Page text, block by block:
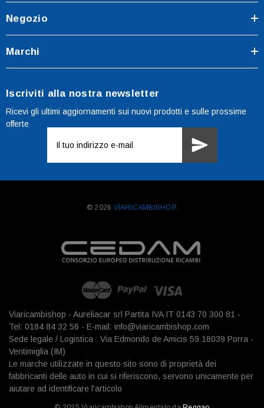
Negozio
Marchi
Iscriviti alla nostra newsletter
Ricevi gli ultimi aggiornamenti sui nuovi prodotti e sulle prossime
offerte
mail
© 2026 VIARICAMBISHOP.
Viaricambishop - Aureliacar srl Partita IVA IT 0143 70 300 81 -
Tel: 0184 84 32 56 - E-mail: info@viaricambishop.com
Sede legale / Logistica : Via Edmondo de Amicis 59 18039 Porra -
Ventimiglia (IM)
Le marche utilizzate in questo sito sono di proprietà dei
fabbricanti delle auto in cui si riferiscono, servono unicamente per
aiutare ad identificare l'articolo